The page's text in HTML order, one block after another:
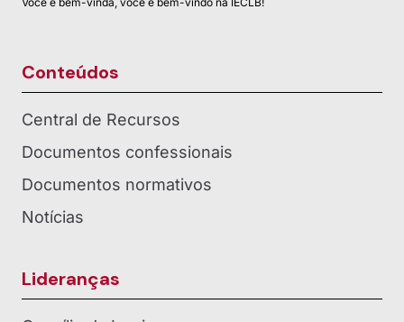
Conteúdos
Central de Recursos
Documentos confessionais
Documentos normativos
Notícias
Lideranças